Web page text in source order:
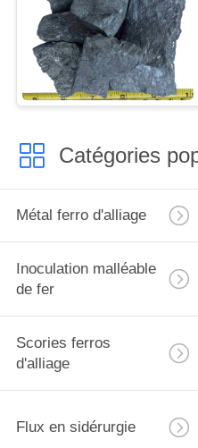
Catégories
Métal ferro d'alliage
Inoculation malléable
de fer
Scories ferros
d'alliage
Flux en sidérurgie